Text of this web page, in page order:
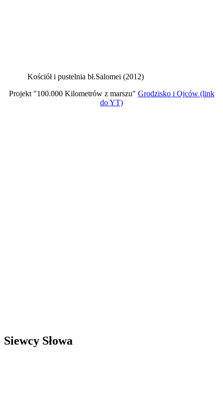
Kościół i pustelnia bł.Salomei (2012)
Projekt "100.000 Kilometrów z marszu" Grodzisko i Ojców (link
do YT)
Siewcy Słowa